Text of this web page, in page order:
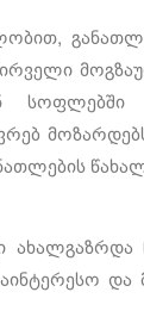
სოფლებში
ახალგაზრდა
და